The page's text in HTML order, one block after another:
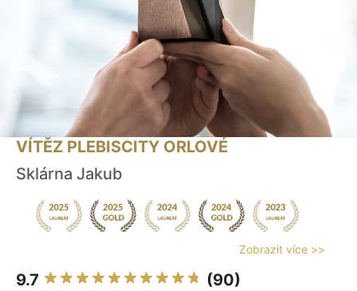
VÍTĚZ PLEBISCITY ORLOVÉ
Sklárna Jakub
Zobrazit více >>
9.7 (90)